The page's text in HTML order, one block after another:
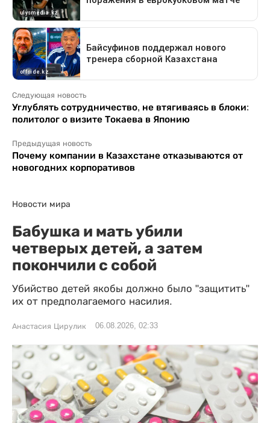
Следующая новость
Углублять сотрудничество, не втягиваясь в блоки:
политолог о визите Токаева в Японию
Предыдущая новость
Почему компании в Казахстане отказываются от
новогодних корпоративов
Новости мира
Бабушка и мать убили
четверых детей, а затем
покончили с собой
Убийство детей якобы должно было "защитить"
их от предполагаемого насилия.
Анастасия Цирулик 06.08.2026, 02:33